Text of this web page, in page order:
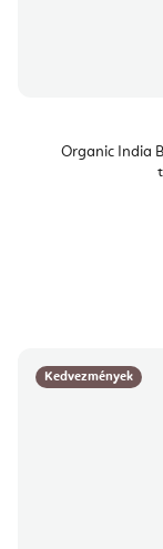
Organic India
Kedvezmények